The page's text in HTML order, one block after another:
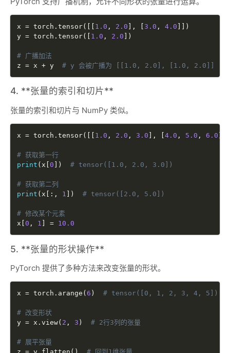
x = torch . tensor( 1.0 , 2.0 , 3.0 , 4.0
)
y = torch . tensor( 1.0 , 2.0 )
# 广播加法
z = x + y # y 会被广播为 [[1.0, 2.0], [1.0, 2.0]]
4. **张量的索引和切片**
张量的索引和切片与 NumPy 类似。
x = torch . tensor( 1.0 , 2.0 , 3.0 , 4.0 , 5.0 , 6.0
# 获取第一行
print ( x 0 ) # tensor([1.0, 2.0, 3.0])
# 获取第二列
print ( x : , 1 ) # tensor([2.0, 5.0])
# 修改某个元素
x 0 , 1 = 10.0
5. **张量的形状操作**
PyTorch 提供了多种方法来改变张量的形状。
x = torch . arange ( 6 ) # tensor([0, 1, 2, 3, 4, 5])
# 改变形状
y = x . view( 2 , 3 ) # 2行3列的张量
# 展平张量